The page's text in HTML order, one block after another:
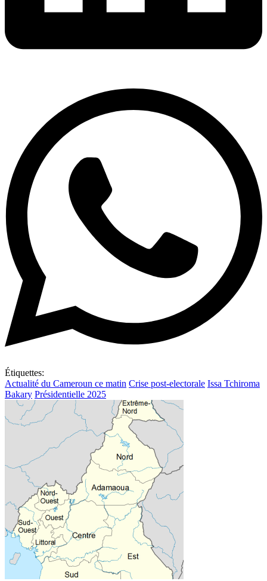
Étiquettes:
Actualité du Cameroun ce matin Crise post-electorale Issa Tchiroma
Bakary Présidentielle 2025